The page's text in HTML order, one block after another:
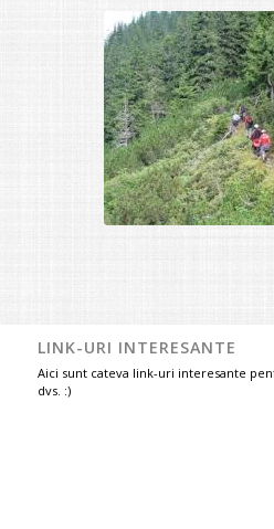
Recreere în
LINK-URI INTERESANTE
Aici sunt cateva link-uri interesante
dvs. :)